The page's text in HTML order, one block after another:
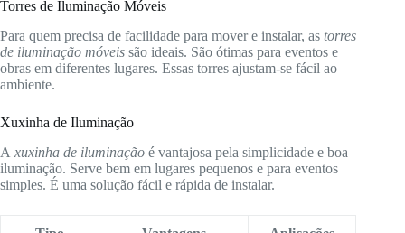
Torres de Iluminação Móveis
Para quem precisa de facilidade para mover e instalar, as torres
de iluminação móveis são ideais. São ótimas para eventos e
obras em diferentes lugares. Essas torres ajustam-se fácil ao
ambiente.
Xuxinha de Iluminação
A xuxinha de iluminação é vantajosa pela simplicidade e boa
iluminação. Serve bem em lugares pequenos e para eventos
simples. É uma solução fácil e rápida de instalar.